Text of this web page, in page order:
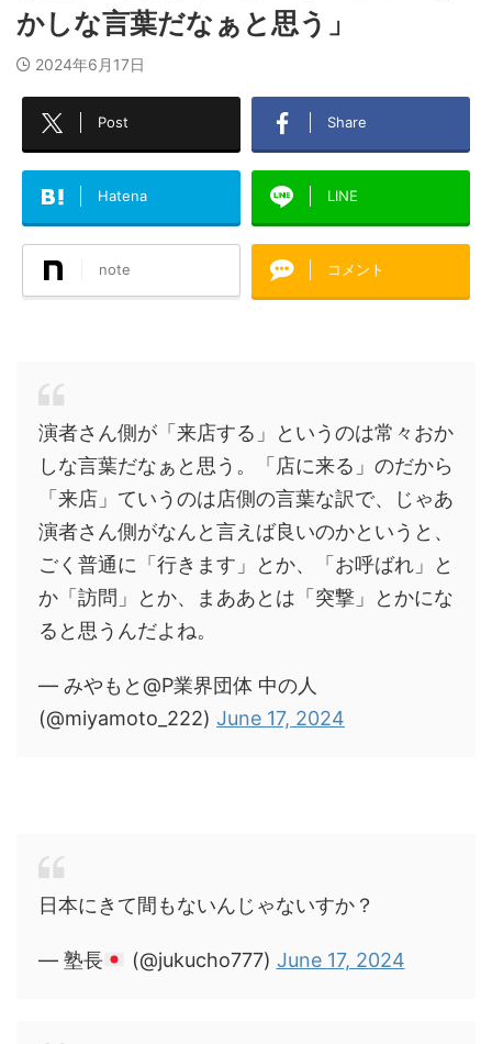
かしな言葉だなぁと思う」
2024年6月17日
Post Share
Hatena LINE
note コメント
演者さん側が「来店する」というのは常々おか
しな言葉だなぁと思う。「店に来る」のだから
「来店」ていうのは店側の言葉な訳で、じゃあ
演者さん側がなんと言えば良いのかというと、
ごく普通に「行きます」とか、「お呼ばれ」と
か「訪問」とか、まああとは「突撃」とかにな
ると思うんだよね。
— みやもと@P業界団体 中の人
(@miyamoto_222) June 17, 2024
日本にきて間もないんじゃないすか？
— 塾長 (@jukucho777) June 17, 2024